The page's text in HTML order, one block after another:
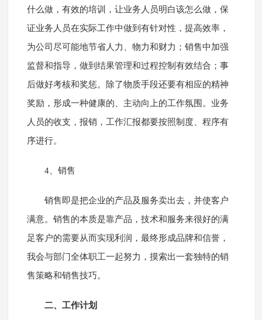
什么做，有效的培训，让业务人员明白该怎么做，保
证业务人员在实际工作中做到有针对性，提高效率，
为公司尽可能地节省人力、物力和财力；销售中加强
监督和指导，做到结果管理和过程控制有效结合；事
后做好考核和奖惩。除了物质手段还要有相应的精神
奖励，形成一种健康的、主动向上的工作氛围。业务
人员的收支，报销，工作汇报都要按照制度、程序有
序进行。
4、销售
销售即是把企业的产品及服务卖出去，并使客户
满意。销售的本质是靠产品，技术和服务来很好的满
足客户的需要从而实现利润，最终形成品牌和信誉，
我会与部门全体职工一起努力，摸索出一套独特的销
售策略和销售技巧。
二、工作计划